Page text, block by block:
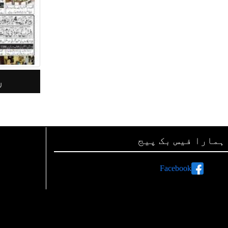
ہمارا فیس بک پیج
Facebook